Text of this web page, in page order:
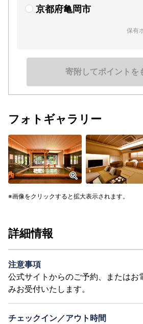
京都府亀岡市
保有
寄附してポイントを
フォトギャラリー
画像をクリックすると拡大表示されます。
詳細情報
注意事項
公式サイトからのご予約、またはお
みお受付いたします。
チェックイン／アウト時間